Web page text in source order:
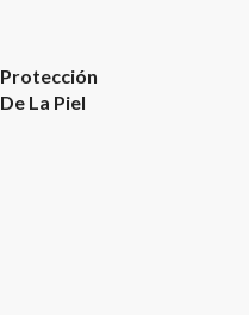
Protección
De La Piel